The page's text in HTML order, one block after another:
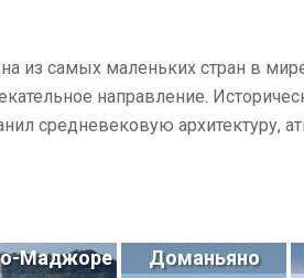
из самых маленьких стран в
направление.
средневековую архитектуру,
Маджоре Доманьяно